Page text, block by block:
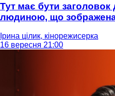
Тут має бути заголовок
людиною, що
Ірина цілик, кінорежисерка
16 вересня 21:00